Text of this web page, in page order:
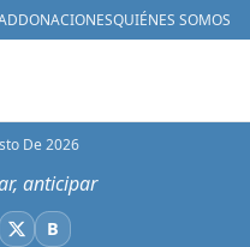
DONACIONESQUIÉNES SOMOS
De 2026
anticipar
X BBluesky